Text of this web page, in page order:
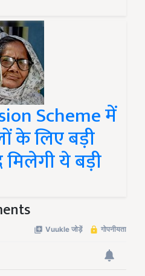
Scheme में
के लिए बड़ी
ये बड़ी